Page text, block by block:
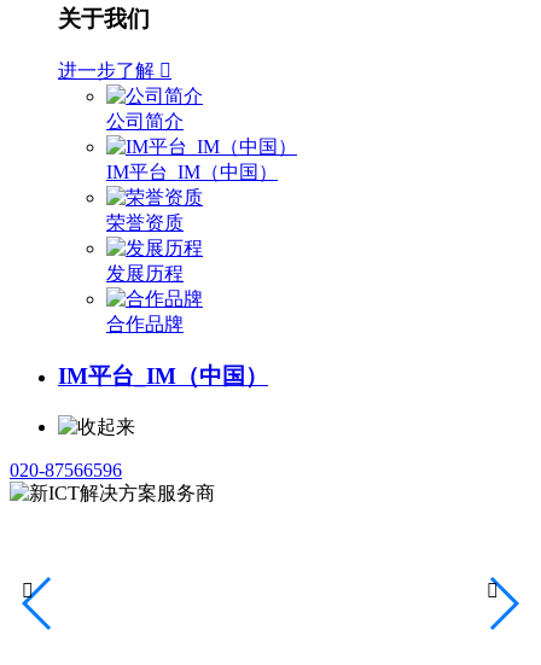
关于我们
进一步了解 
公司简介
IM平台_IM（中国）
荣誉资质
发展历程
合作品牌
IM平台_IM（中国）
020-87566596
 